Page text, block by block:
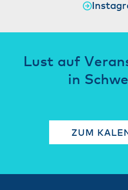
Lust auf
in
ZUM